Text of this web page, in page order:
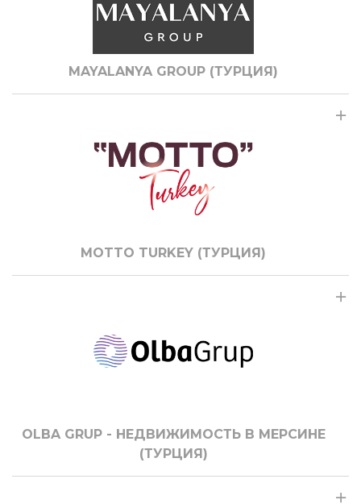
MAYALANYA GROUP (ТУРЦИЯ)
MOTTO TURKEY (ТУРЦИЯ)
OLBA GRUP - НЕДВИЖИМОСТЬ В МЕРСИНЕ
(ТУРЦИЯ)